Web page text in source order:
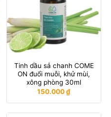
Tinh dầu sả chanh COME
ON đuổi muỗi, khử mùi,
xông phòng 30ml
150.000₫